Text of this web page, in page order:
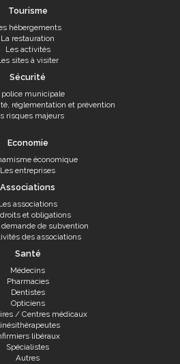
Tourisme
hébergements
La restauration
Les activités
sites à visiter
Sécurité
police municipale
réglementation et prévention
risques majeurs
Economie
économique
Les entreprises
Associations
associations
et obligations
demande de subvention
des associations
Santé
Médecins
Pharmacies
Dentistes
Opticiens
/ Centres médicaux
libéraux
Spécialistes
Autres